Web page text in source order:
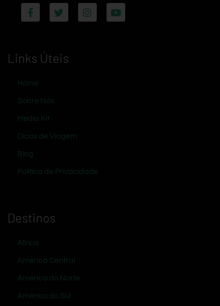
Links Úteis
Home
Sobre Nós
Media Kit
Dicas de Viagem
Blog
Política de Privacidade
Destinos
África
América Central
América do Norte
América do Sul